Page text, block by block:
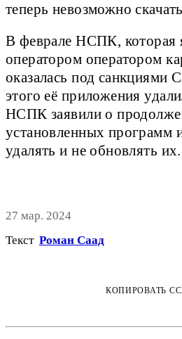
теперь невозможно
В феврале НСПК, которая
оператором оператором
оказалась под
этого её приложения
НСПК заявили о
установленных программ
удалять и не обновлять их.
27 мар. 2024
Текст Роман Саад
КОПИРОВАТЬ